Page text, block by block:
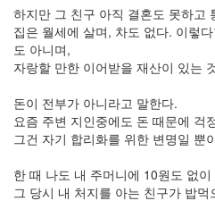
하지만 그 친구 아직 결혼도 못하고
집은 월세에 살며, 차도 없다. 이렇
도 아니며,
자랑할 만한 이어받을 재산이 있는
돈이 전부가 아니라고 말한다.
요즘 주변 지인중에도 돈 때문에 걱
그건 자기 합리화를 위한 변명일 뿐
한 때 나도 내 주머니에 10원도 없
그 당시 내 처지를 아는 친구가 밥
마
결
보
은
FF
(茶)
Notices